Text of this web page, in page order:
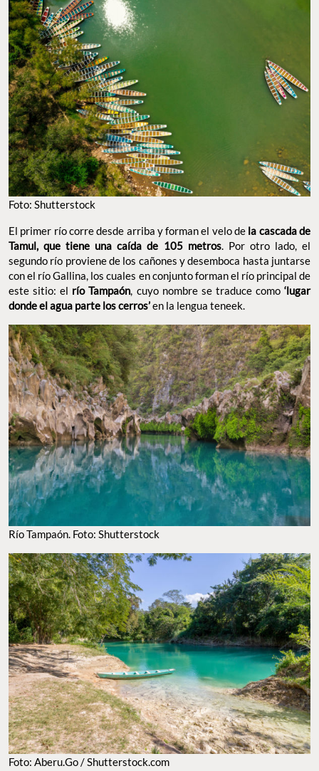
Foto: Shutterstock
El primer río corre desde arriba y forman el velo de la cascada de
Tamul, que tiene una caída de 105 metros. Por otro lado, el
segundo río proviene de los cañones y desemboca hasta juntarse
con el río Gallina, los cuales en conjunto forman el río principal de
este sitio: el río Tampaón, cuyo nombre se traduce como‘lugar
donde el agua parte los cerros’en la lengua teneek.
Río Tampaón. Foto: Shutterstock
Foto: Aberu.Go / Shutterstock.com